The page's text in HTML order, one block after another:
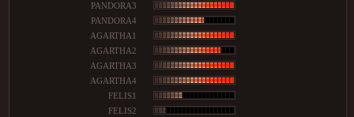
PANDORA3
PANDORA4
AGARTHA1
AGARTHA2
AGARTHA3
AGARTHA4
FELIS1
FELIS2